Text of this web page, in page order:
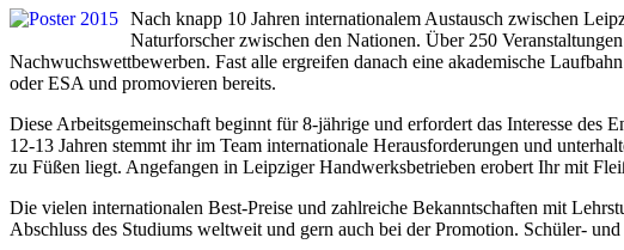
Nach knapp 10 Jahren internationalem Austausch zwischen
Naturforscher zwischen den Nationen. Über 250
Nachwuchswettbewerben. Fast alle ergreifen danach eine akademische
oder ESA und promovieren bereits.
Diese Arbeitsgemeinschaft beginnt für 8-jährige und erfordert das Interesse
12-13 Jahren stemmt ihr im Team internationale Herausforderungen und
zu Füßen liegt. Angefangen in Leipziger Handwerksbetrieben erobert Ihr mit
Die vielen internationalen Best-Preise und zahlreiche Bekanntschaften mit
Abschluss des Studiums weltweit und gern auch bei der Promotion. Schüler-